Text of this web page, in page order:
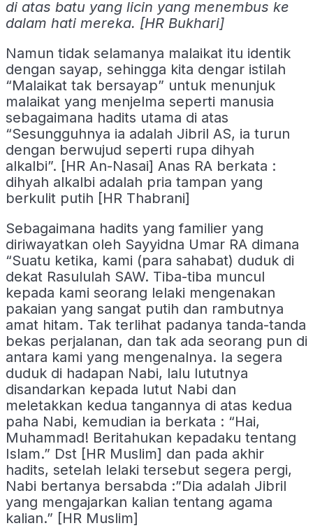
di atas batu yang licin yang menembus ke
dalam hati mereka. [HR Bukhari]
Namun tidak selamanya malaikat itu identik
dengan sayap, sehingga kita dengar istilah
“Malaikat tak bersayap” untuk menunjuk
malaikat yang menjelma seperti manusia
sebagaimana hadits utama di atas
“Sesungguhnya ia adalah Jibril AS, ia turun
dengan berwujud seperti rupa dihyah
alkalbi”. [HR An-Nasai] Anas RA berkata :
dihyah alkalbi adalah pria tampan yang
berkulit putih [HR Thabrani]
Sebagaimana hadits yang familier yang
diriwayatkan oleh Sayyidna Umar RA dimana
“Suatu ketika, kami (para sahabat) duduk di
dekat Rasululah SAW. Tiba-tiba muncul
kepada kami seorang lelaki mengenakan
pakaian yang sangat putih dan rambutnya
amat hitam. Tak terlihat padanya tanda-tanda
bekas perjalanan, dan tak ada seorang pun di
antara kami yang mengenalnya. Ia segera
duduk di hadapan Nabi, lalu lututnya
disandarkan kepada lutut Nabi dan
meletakkan kedua tangannya di atas kedua
paha Nabi, kemudian ia berkata : “Hai,
Muhammad! Beritahukan kepadaku tentang
Islam.” Dst [HR Muslim] dan pada akhir
hadits, setelah lelaki tersebut segera pergi,
Nabi bertanya bersabda :”Dia adalah Jibril
yang mengajarkan kalian tentang agama
kalian.” [HR Muslim]